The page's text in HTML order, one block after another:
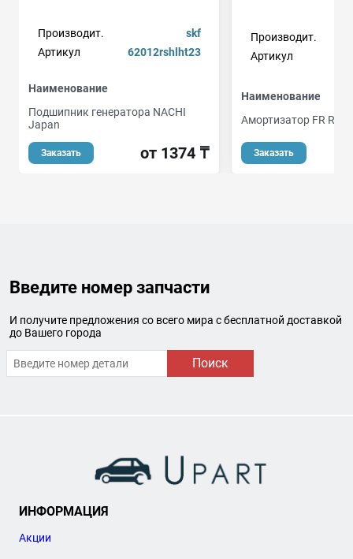
Производит.
skf
Артикул
62012rshlht23
Наименование
Подшипник генератора NACHI
Japan
Заказать от 1374 ₸
Производит.
Артикул
Наименование
Амортизатор FR RH
Заказать
Введите номер запчасти
И получите предложения со всего мира с бесплатной доставкой
до Вашего города
Поиск
ИНФОРМАЦИЯ
Акции